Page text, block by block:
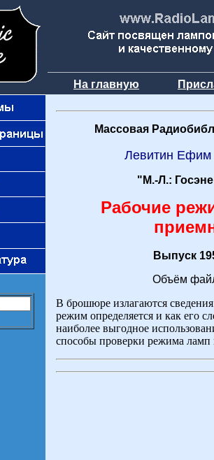
На главную
Массовая
Левитин Ефим
"М.-Л.:
Рабочие
Выпуск
Объём
В брошюре излагаются
режим определяется и как его
наиболее выгодное
способы проверки режима ламп